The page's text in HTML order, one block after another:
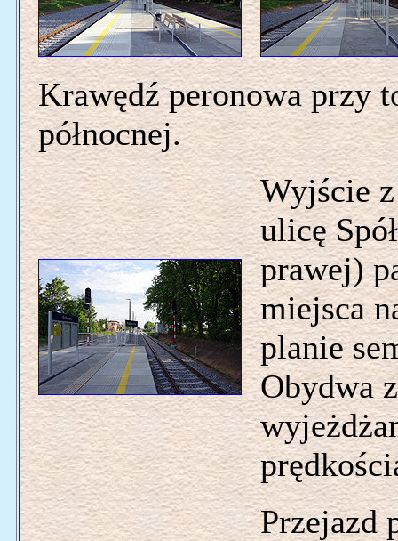
Krawędź peronowa przy
północnej.
Wyjście
ulicę
prawej)
miejsca
planie
Obydwa
Przejazd